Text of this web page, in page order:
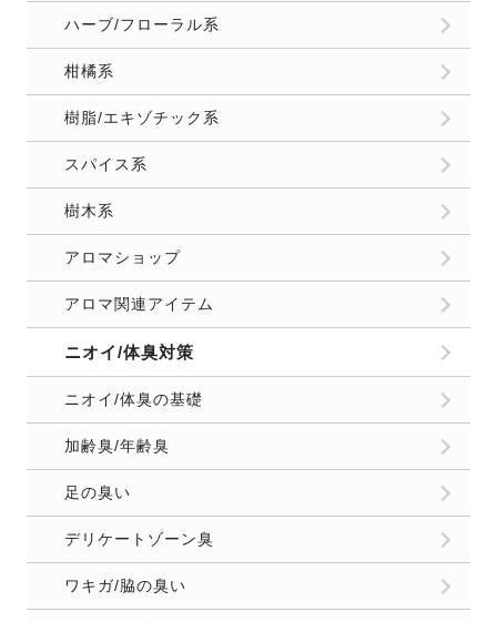
ハーブ/フローラル系
柑橘系
樹脂/エキゾチック系
スパイス系
樹木系
アロマショップ
アロマ関連アイテム
ニオイ/体臭対策
ニオイ/体臭の基礎
加齢臭/年齢臭
足の臭い
デリケートゾーン臭
ワキガ/脇の臭い